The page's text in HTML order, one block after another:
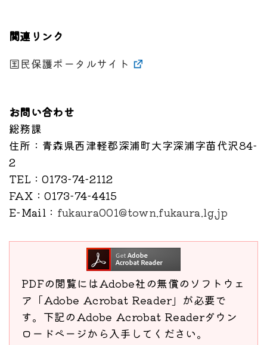
関連リンク
国民保護ポータルサイト
お問い合わせ
総務課
住所 ：青森県西津軽郡深浦町大字深浦字苗代沢84-
2
TEL ：0173-74-2112
FAX ：0173-74-4415
E-Mail ： fukaura001@town.fukaura.lg.jp
PDFの閲覧にはAdobe社の無償のソフトウェ
ア「Adobe Acrobat Reader」が必要で
す。下記のAdobe Acrobat Readerダウン
ロードページから入手してください。